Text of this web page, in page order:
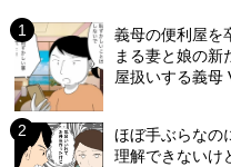
義母の便利屋を
まる妻と娘の新
屋扱いする義母
ほぼ手ぶらなの
理解できないけ